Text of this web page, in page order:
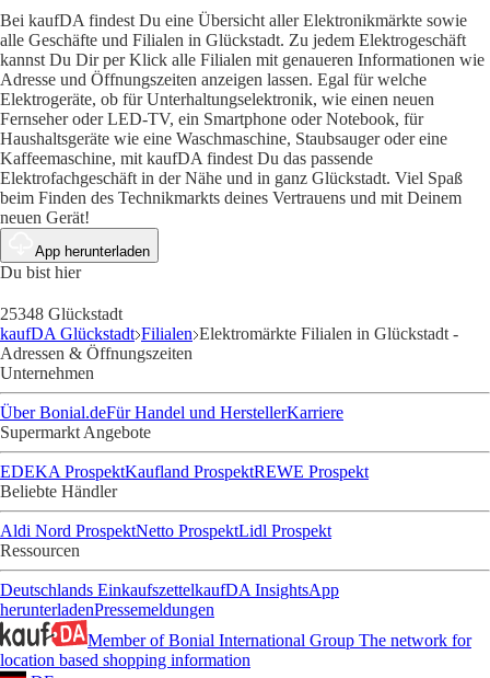
Bei kaufDA findest Du eine Übersicht aller Elektronikmärkte sowie
alle Geschäfte und Filialen in Glückstadt. Zu jedem Elektrogeschäft
kannst Du Dir per Klick alle Filialen mit genaueren Informationen wie
Adresse und Öffnungszeiten anzeigen lassen. Egal für welche
Elektrogeräte, ob für Unterhaltungselektronik, wie einen neuen
Fernseher oder LED-TV, ein Smartphone oder Notebook, für
Haushaltsgeräte wie eine Waschmaschine, Staubsauger oder eine
Kaffeemaschine, mit kaufDA findest Du das passende
Elektrofachgeschäft in der Nähe und in ganz Glückstadt. Viel Spaß
beim Finden des Technikmarkts deines Vertrauens und mit Deinem
neuen Gerät!
App herunterladen
Du bist hier
25348 Glückstadt
kaufDA Glückstadt Filialen Elektromärkte Filialen in Glückstadt -
Adressen & Öffnungszeiten
Unternehmen
Über Bonial.deFür Handel und HerstellerKarriere
Supermarkt Angebote
EDEKA ProspektKaufland ProspektREWE Prospekt
Beliebte Händler
Aldi Nord ProspektNetto ProspektLidl Prospekt
Ressourcen
Deutschlands EinkaufszettelkaufDA InsightsApp
herunterladenPressemeldungen
Member of Bonial International Group The network for
location based shopping information